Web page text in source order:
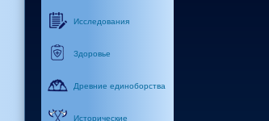
Исследования
Здоровье
Древние единоборства
Исторические